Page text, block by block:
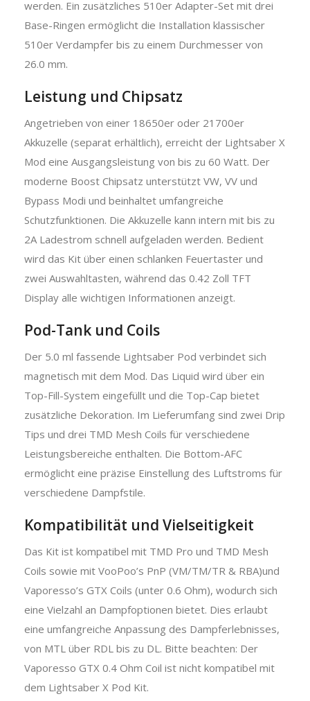
werden. Ein zusätzliches 510er Adapter-Set mit drei
Base-Ringen ermöglicht die Installation klassischer
510er Verdampfer bis zu einem Durchmesser von
26.0 mm.
Leistung und Chipsatz
Angetrieben von einer 18650er oder 21700er
Akkuzelle (separat erhältlich), erreicht der Lightsaber X
Mod eine Ausgangsleistung von bis zu 60 Watt. Der
moderne Boost Chipsatz unterstützt VW, VV und
Bypass Modi und beinhaltet umfangreiche
Schutzfunktionen. Die Akkuzelle kann intern mit bis zu
2A Ladestrom schnell aufgeladen werden. Bedient
wird das Kit über einen schlanken Feuertaster und
zwei Auswahltasten, während das 0.42 Zoll TFT
Display alle wichtigen Informationen anzeigt.
Pod-Tank und Coils
Der 5.0 ml fassende Lightsaber Pod verbindet sich
magnetisch mit dem Mod. Das Liquid wird über ein
Top-Fill-System eingefüllt und die Top-Cap bietet
zusätzliche Dekoration. Im Lieferumfang sind zwei Drip
Tips und drei TMD Mesh Coils für verschiedene
Leistungsbereiche enthalten. Die Bottom-AFC
ermöglicht eine präzise Einstellung des Luftstroms für
verschiedene Dampfstile.
Kompatibilität und Vielseitigkeit
Das Kit ist kompatibel mit TMD Pro und TMD Mesh
Coils sowie mit VooPoo’s PnP (VM/TM/TR & RBA)und
Vaporesso’s GTX Coils (unter 0.6 Ohm), wodurch sich
eine Vielzahl an Dampfoptionen bietet. Dies erlaubt
eine umfangreiche Anpassung des Dampferlebnisses,
von MTL über RDL bis zu DL. Bitte beachten: Der
Vaporesso GTX 0.4 Ohm Coil ist nicht kompatibel mit
dem Lightsaber X Pod Kit.